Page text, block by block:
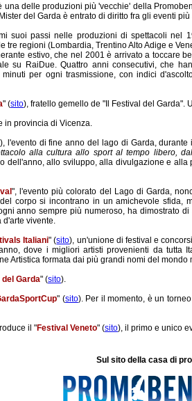
una delle produzioni più 'vecchie' della
del Garda è entrato di diritto fra gli eventi più
suoi passi nelle produzioni di spettacoli nel
tre regioni (Lombardia, Trentino Alto Adige e
estivo, che nel 2001 è arrivato a toccare
su RaiDue. Quattro anni consecutivi, che
per ogni trasmissione, con indici
" (sito), fratello gemello de "Il Festival del Garda".
in provincia di Vicenza.
), l'evento di fine anno del lago di Garda,
alla cultura allo sport al tempo libero,
dell'anno, allo sviluppo, alla divulgazione e
", l'evento più colorato del Lago di Garda,
corpo si incontrano in un amichevole
anno sempre più numeroso, ha dimostrato
d'arte vivente.
Italiani" (sito), un'unione di festival e
dove i migliori artisti provenienti da tutta
Artistica formata dai più grandi nomi del mondo
del Garda" (sito).
" (sito). Per il momento, è un
il "Festival Veneto" (sito), il primo e unico
Sul sito della casa di